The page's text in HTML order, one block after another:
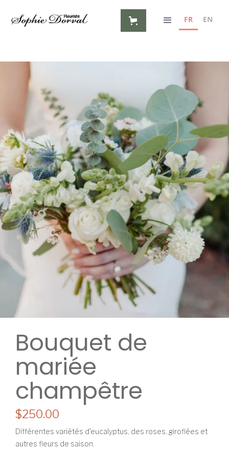
FR EN
Bouquet de
mariée
champêtre
$250.00
Différentes variétés d'eucalyptus, des roses, giroflées et
autres fleurs de saison.